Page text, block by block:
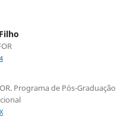
Programa de Pós-Graduação